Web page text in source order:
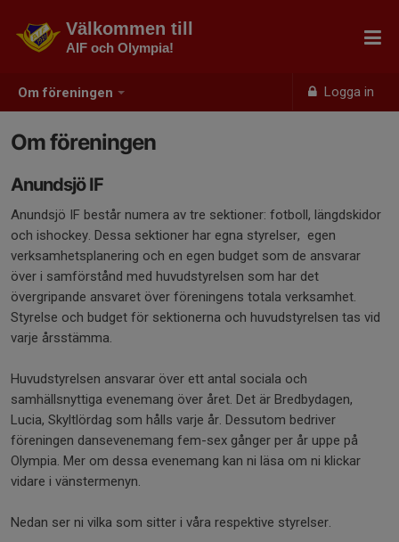
Om föreningen Logga in
Välkommen till
AIF och Olympia!
Om föreningen
Anundsjö IF
Anundsjö IF består numera av tre sektioner: fotboll, längdskidor
och ishockey. Dessa sektioner har egna styrelser, egen
verksamhetsplanering och en egen budget som de ansvarar
över i samförstånd med huvudstyrelsen som har det
övergripande ansvaret över föreningens totala verksamhet.
Styrelse och budget för sektionerna och huvudstyrelsen tas vid
varje årsstämma.
Huvudstyrelsen ansvarar över ett antal sociala och
samhällsnyttiga evenemang över året. Det är Bredbydagen,
Lucia, Skyltlördag som hålls varje år. Dessutom bedriver
föreningen dansevenemang fem-sex gånger per år uppe på
Olympia. Mer om dessa evenemang kan ni läsa om ni klickar
vidare i vänstermenyn.
Nedan ser ni vilka som sitter i våra respektive styrelser.